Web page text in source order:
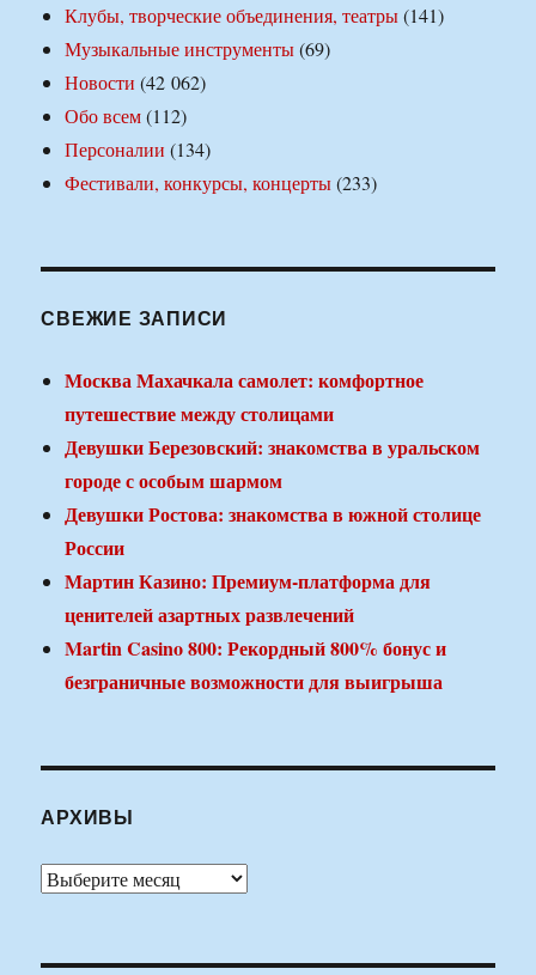
Клубы, творческие объединения, театры(141)
Музыкальные инструменты(69)
Новости (42 062)
Обо всем(112)
Персоналии (134)
Фестивали, конкурсы, концерты(233)
СВЕЖИЕ ЗАПИСИ
Москва Махачкала самолет: комфортное
путешествие между столицами
Девушки Березовский: знакомства в уральском
городе с особым шармом
Девушки Ростова: знакомства в южной столице
России
Мартин Казино: Премиум-платформа для
ценителей азартных развлечений
Martin Casino 800: Рекордный 800% бонус и
безграничные возможности для выигрыша
АРХИВЫ
Архивы